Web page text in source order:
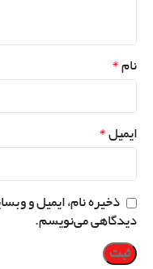
نام*
ایمیل*
ذخیره نام، ایمیل و
دیدگاهی می‌نویسم.